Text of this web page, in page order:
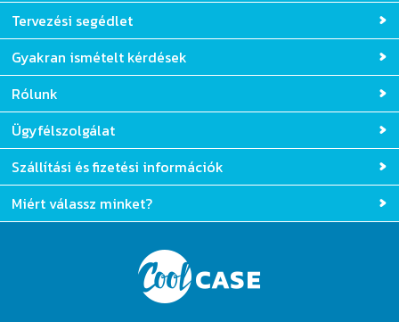
Tervezési segédlet
Gyakran ismételt kérdések
Rólunk
Ügyfélszolgálat
Szállítási és fizetési információk
Miért válassz minket?